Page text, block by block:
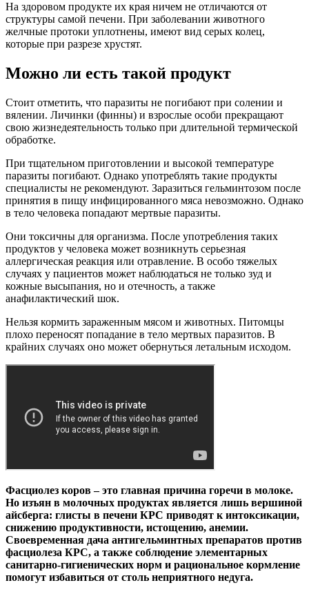
На здоровом продукте их края ничем не отличаются от
структуры самой печени. При заболевании животного
желчные протоки уплотнены, имеют вид серых колец,
которые при разрезе хрустят.
Можно ли есть такой продукт
Стоит отметить, что паразиты не погибают при солении и
вялении. Личинки (финны) и взрослые особи прекращают
свою жизнедеятельность только при длительной термической
обработке.
При тщательном приготовлении и высокой температуре
паразиты погибают. Однако употреблять такие продукты
специалисты не рекомендуют. Заразиться гельминтозом после
принятия в пищу инфицированного мяса невозможно. Однако
в тело человека попадают мертвые паразиты.
Они токсичны для организма. После употребления таких
продуктов у человека может возникнуть серьезная
аллергическая реакция или отравление. В особо тяжелых
случаях у пациентов может наблюдаться не только зуд и
кожные высыпания, но и отечность, а также
анафилактический шок.
Нельзя кормить зараженным мясом и животных. Питомцы
плохо переносят попадание в тело мертвых паразитов. В
крайних случаях оно может обернуться летальным исходом.
Фасциолез коров – это главная причина горечи в молоке.
Но изъян в молочных продуктах является лишь вершиной
айсберга: глисты в печени КРС приводят к интоксикации,
снижению продуктивности, истощению, анемии.
Своевременная дача антигельминтных препаратов против
фасциолеза КРС, а также соблюдение элементарных
санитарно-гигиенических норм и рациональное кормление
помогут избавиться от столь неприятного недуга.